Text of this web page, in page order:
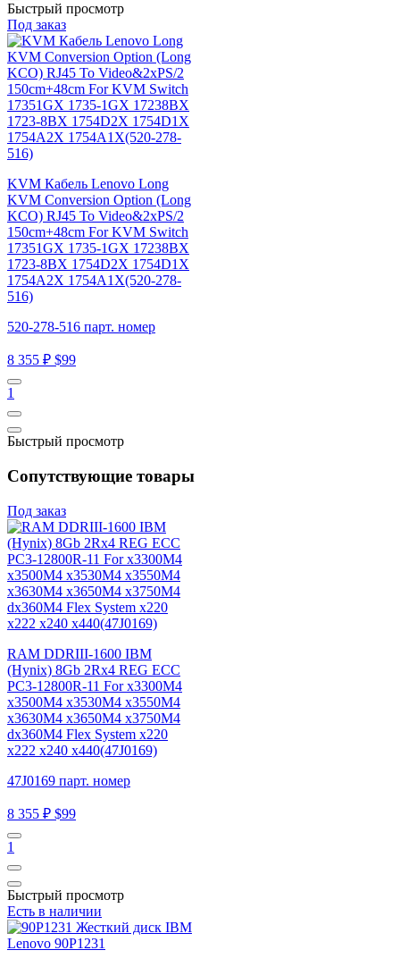
Быстрый просмотр
Под заказ
KVM Кабель Lenovo Long
KVM Conversion Option (Long
KCO) RJ45 To Video&2xPS/2
150cm+48cm For KVM Switch
17351GX 1735-1GX 17238BX
1723-8BX 1754D2X 1754D1X
1754A2X 1754A1X(520-278-
516)
520-278-516 парт. номер
8 355 ₽ $99
1
Быстрый просмотр
Сопутствующие товары
Под заказ
RAM DDRIII-1600 IBM
(Hynix) 8Gb 2Rx4 REG ECC
PC3-12800R-11 For x3300M4
x3500M4 x3530M4 x3550M4
x3630M4 x3650M4 x3750M4
dx360M4 Flex System x220
x222 x240 x440(47J0169)
47J0169 парт. номер
8 355 ₽ $99
1
Быстрый просмотр
Есть в наличии